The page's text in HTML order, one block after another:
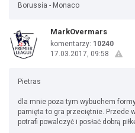
Borussia - Monaco
MarkOvermars
komentarzy: 10240
17.03.2017, 09:58
Pietras
dla mnie poza tym wybuchem
pamięta to gra przeciętnie. Przede
potrafi powalczyć i posłać dobrą